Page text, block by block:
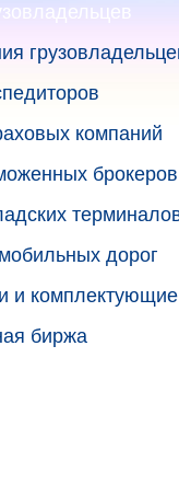
компаний
брокеров
дорог
и комплектующие
биржа